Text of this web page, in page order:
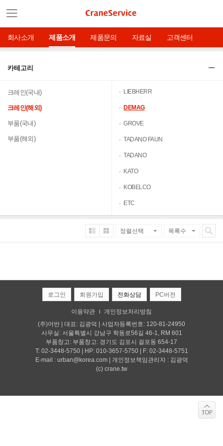
회사소개 제품소개 제품문의 자료실 고객센터
카테고리
크레인(국내)
크레인(해외)
부품(국내)
부품(해외)
LIEBHERR
DEMAG
GROVE
TADANO FAUN
TADANO
KATO
KOBELCO
ETC
로그인 회원가입 전화상담 PC버전
이용약관 l
개인정보처리방침
(주)어반 | 대표: 김광덕 | 사업자등록번호: 120-81-24950
사무실: 서울특별시 강남구 학동로56길 46-1, RM 601
부품창고: 부품창고: 경기도 김포시 걸포동 654-17
T: 02-3448-5750 | HP: 010-3657-5750 | F: 02-3448-5751
E-mail : urban@korea.com | 개인정보책임관리자 : 김광덕
(c) crane.tw